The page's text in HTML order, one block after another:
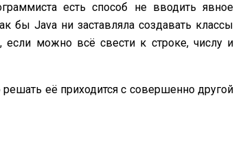
есть способ не вводить явное
бы Java ни заставляла создавать классы
можно всё свести к строке, числу и
её приходится с совершенно другой